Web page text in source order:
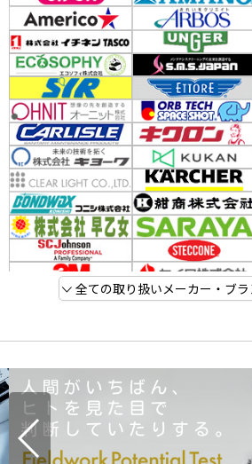
全ての取り扱いメーカー・ブラ